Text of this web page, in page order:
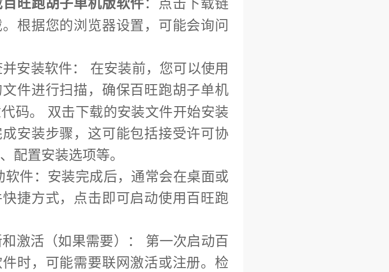
根据您的浏览器设置，可能会询问
安装软件： 在安装前，您可以使用
件进行扫描，确保百旺跑胡子单机
码。 双击下载的安装文件开始安装
安装步骤，这可能包括接受许可协
配置安装选项等。
软件：安装完成后，通常会在桌面或
捷方式，点击即可启动使用百旺跑
激活（如果需要）： 第一次启动百
时，可能需要联网激活或注册。检